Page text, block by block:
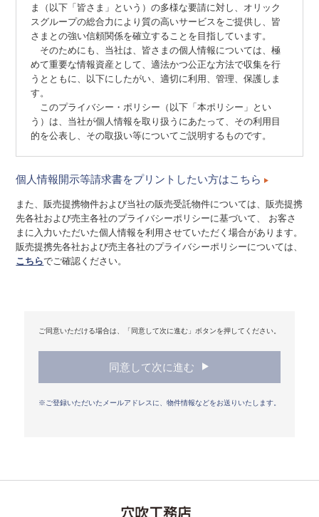
ま（以下「皆さま」という）の多様な要請に対し、オリック
スグループの総合力により質の高いサービスをご提供し、皆
さまとの強い信頼関係を確立することを目指しています。
そのためにも、当社は、皆さまの個人情報については、極
めて重要な情報資産として、適法かつ公正な方法で収集を行
うとともに、以下にしたがい、適切に利用、管理、保護しま
す。
このプライバシー・ポリシー（以下「本ポリシー」とい
う）は、当社が個人情報を取り扱うにあたって、その利用目
的を公表し、その取扱い等についてご説明するものです。
１．法令の遵守
は、すべての役職員に個人情報の取扱いに関する法令および
その他規範を周知・遵守させることが必要であることを認識
し、その徹底をはかります。
２．コンプライアンス・プログラムの継続的改善
３．適用範囲
本ポリシーは、当社が事業を行う全ての国や地域におい
て、当社が取り扱う全ての個人情報に適用されます。
当社では、サービスの機能実現のための情報収集手段とし
ただし、記録される情報にはお客さまのお名前、E-mailアド
まれません。当社は、ここで収集したデータを、当社Webサ
個人情報開示等請求書をプリントしたい方はこちら
また、販売提携物件および当社の販売受託物件については、販売提携
先各社および売主各社のプライバシーポリシーに基づいて、 お客さ
まに入力いただいた個人情報を利用させていただく場合があります。
販売提携先各社および売主各社のプライバシーポリシーについては、
こちらでご確認ください。
ご同意いただける場合は、「同意して次に進む」ボタンを押してください。
同意して次に進む
※ご登録いただいたメールアドレスに、物件情報などをお送りいたします。